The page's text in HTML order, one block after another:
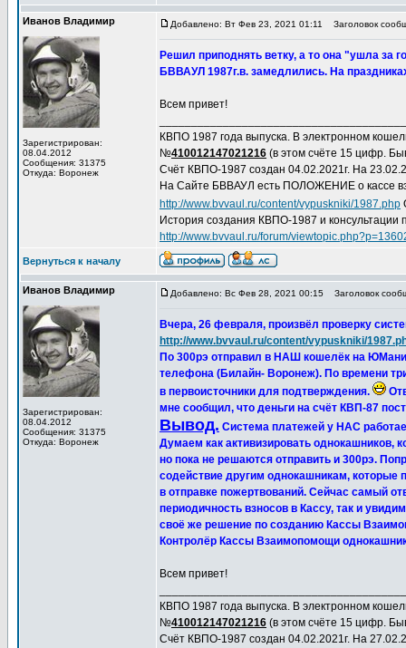
Иванов Владимир
Зарегистрирован:
08.04.2012
Сообщения: 31375
Откуда: Воронеж
Добавлено: Вт Фев 23, 2021 01:11 Заголовок
Решил приподнять ветку, а то она "ушла за
БВВАУЛ 1987г.в. замедлились. На
Всем привет!
КВПО 1987 года выпуска. В электронном
№410012147021216 (в этом счёте 15 цифр.
Счёт КВПО-1987 создан 04.02.2021г. На
На Сайте БВВАУЛ есть ПОЛОЖЕНИЕ о кассе
http://www.bvvaul.ru/content/vypuskniki/1987.php
История создания КВПО-1987 и консультации
http://www.bvvaul.ru/forum/
Вернуться к началу
Иванов Владимир
Зарегистрирован:
08.04.2012
Сообщения: 31375
Откуда: Воронеж
Добавлено: Вс Фев 28, 2021 00:15 Заголовок
Вчера, 26 февраля, произвёл проверку
http://www.bvvaul.ru/content/vypuskniki/
По 300рэ отправил в НАШ кошелёк на ЮМани
телефона (Билайн- Воронеж). По времени
в первоисточники для подтверждения.
мне сообщил, что деньги на счёт КВП-87
Вывод. Система платежей у НАС
Думаем как активизировать
но пока не решаются отправить и 300рэ.
содействие другим однокашникам,
в отправке пожертвований. Сейчас самый
периодичность взносов в Кассу, так и
своё же решение по созданию Кассы
Контролёр Кассы Взаимопомощи
Всем привет!
КВПО 1987 года выпуска. В электронном
№410012147021216 (в этом счёте 15 цифр.
Счёт КВПО-1987 создан 04.02.2021г. На